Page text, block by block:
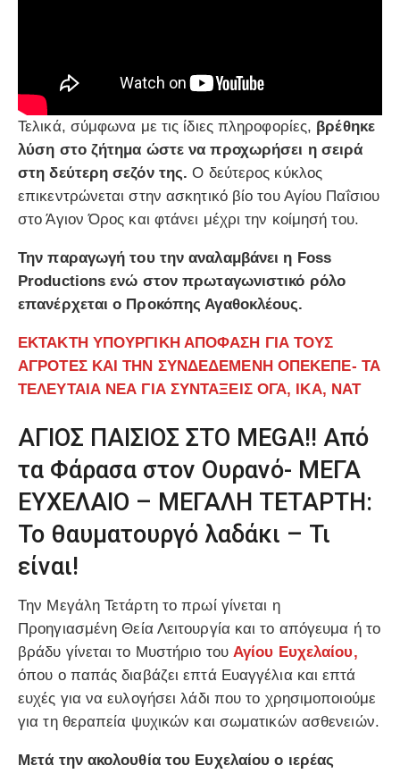
Τελικά, σύμφωνα με τις ίδιες πληροφορίες, βρέθηκε
λύση στο ζήτημα ώστε να προχωρήσει η σειρά
στη δεύτερη σεζόν της. Ο δεύτερος κύκλος
επικεντρώνεται στην ασκητικό βίο του Αγίου Παΐσιου
στο Άγιον Όρος και φτάνει μέχρι την κοίμησή του.
Την παραγωγή του την αναλαμβάνει η Foss
Productions ενώ στον πρωταγωνιστικό ρόλο
επανέρχεται ο Προκόπης Αγαθοκλέους.
ΕΚΤΑΚΤΗ ΥΠΟΥΡΓΙΚΗ ΑΠΟΦΑΣΗ ΓΙΑ ΤΟΥΣ
ΑΓΡΟΤΕΣ ΚΑΙ ΤΗΝ ΣΥΝΔΕΔΕΜΕΝΗ ΟΠΕΚΕΠΕ- ΤΑ
ΤΕΛΕΥΤΑΙΑ ΝΕΑ ΓΙΑ ΣΥΝΤΑΞΕΙΣ ΟΓΑ, ΙΚΑ, ΝΑΤ
ΑΓΙΟΣ ΠΑΙΣΙΟΣ ΣΤΟ MEGA!! Από
τα Φάρασα στον Ουρανό- ΜΕΓΑ
ΕΥΧΕΛΑΙΟ – ΜΕΓΑΛΗ ΤΕΤΑΡΤΗ:
Το θαυματουργό λαδάκι – Τι
είναι!
Την Μεγάλη Τετάρτη το πρωί γίνεται η
Προηγιασμένη Θεία Λειτουργία και το απόγευμα ή το
βράδυ γίνεται το Μυστήριο τουΑγίου Ευχελαίου,
όπου ο παπάς διαβάζει επτά Ευαγγέλια και επτά
ευχές για να ευλογήσει λάδι που το χρησιμοποιούμε
για τη θεραπεία ψυχικών και σωματικών ασθενειών.
Μετά την ακολουθία του Ευχελαίου ο ιερέας